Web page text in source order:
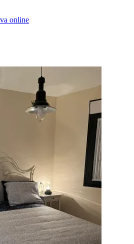
online